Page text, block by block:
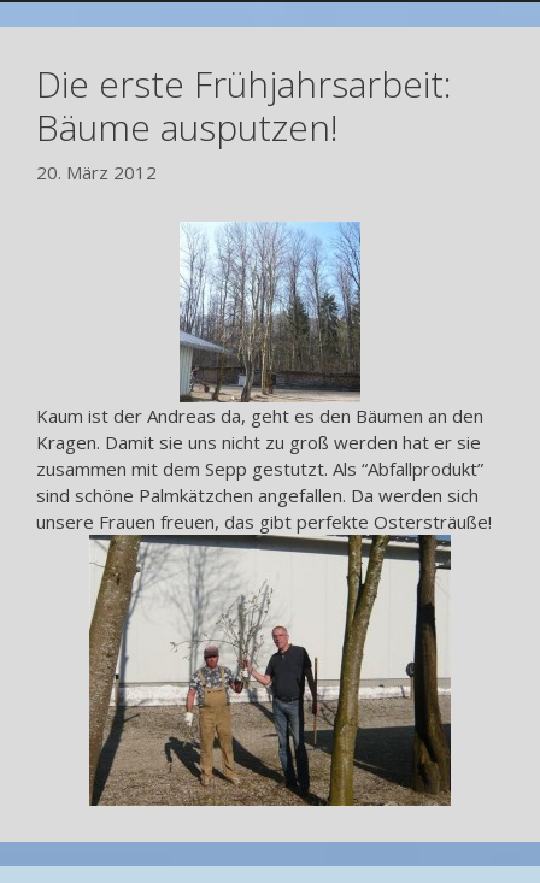
Die erste Frühjahrsarbeit:
Bäume ausputzen!
20. März 2012
Kaum ist der Andreas da, geht es den Bäumen an den
Kragen. Damit sie uns nicht zu groß werden hat er sie
zusammen mit dem Sepp gestutzt. Als “Abfallprodukt”
sind schöne Palmkätzchen angefallen. Da werden sich
unsere Frauen freuen, das gibt perfekte Ostersträuße!